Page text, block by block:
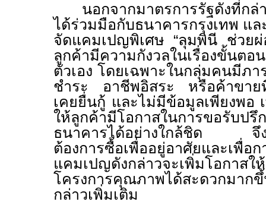
นอกจากมาตรการรัฐดังที่
ได้ร่วมมือกับธนาคารกรุงเทพ แล
จัดแคมเปญพิเศษ “ลุมพินี ช่วย
ลูกค้ามีความกังวลในเรื่องขั้นต
ตัวเอง โดยเฉพาะในกลุ่มคนมีภา
ชำระ อาชีพอิสระ หรือค้าขาย
เคยยื่นกู้ และไม่มีข้อมูลเพียงพอ
ให้ลูกค้ามีโอกาสในการขอรับปรึ
ธนาคารได้อย่างใกล้ชิด จึง
ต้องการซื้อเพื่ออยู่อาศัยและเพื่
แคมเปญดังกล่าวจะเพิ่มโอกาสใ
โครงการคุณภาพได้สะดวกม
กล่าวเพิ่มเติม